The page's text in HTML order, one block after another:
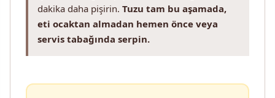
dakika daha pişirin. Tuzu tam bu aşamada,
eti ocaktan almadan hemen önce veya
servis tabağında serpin.